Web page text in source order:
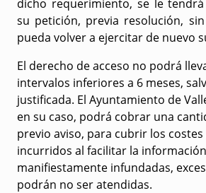
dicho requerimiento, se le
su petición, previa resolución,
pueda volver a ejercitar de nuevo
El derecho de acceso no podrá
intervalos inferiores a 6 meses,
justificada. El Ayuntamiento de
en su caso, podrá cobrar una
previo aviso, para cubrir los
incurridos al facilitar la
manifiestamente infundadas,
podrán no ser atendidas.